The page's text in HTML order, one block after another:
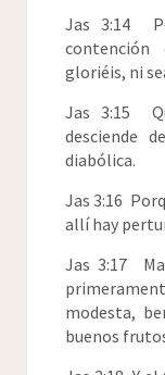
Jas 3:14
gloriéis, ni
Jas 3:15
desciende
diabólica.
Jas 3:16
allí hay
Jas 3:17
modesta,
buenos